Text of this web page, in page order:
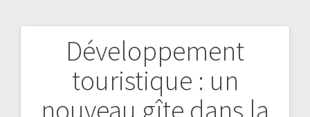
Développement
touristique : un
nouveau gîte dans la